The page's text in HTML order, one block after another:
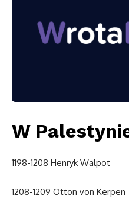
W
1198-1208 Henryk Walpot
1208-1209 Otton von Kerpen